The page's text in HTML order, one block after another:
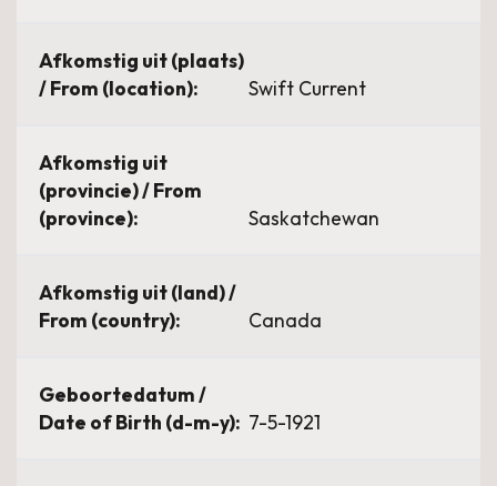
Afkomstig uit (plaats)
/ From (location):
Swift Current
Afkomstig uit
(provincie) / From
(province):
Saskatchewan
Afkomstig uit (land) /
From (country):
Canada
Geboortedatum /
Date of Birth (d-m-y): 7-5-1921